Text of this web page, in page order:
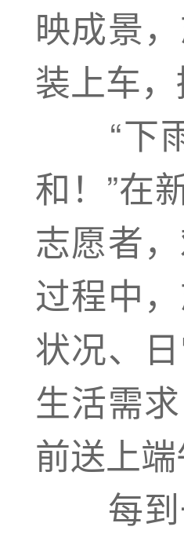
映成景
装上车
“下雨
和！”在
志愿者
过程中
状况、
生活需
前送上
每到